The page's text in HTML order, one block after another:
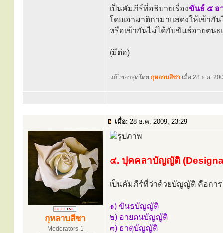
เป็นคัมภีร์ที่อธิบายเรื่องขันธ์ ๕ อ
โดยเอามาติกามาแสดงให้เข้ากัน
หรือเข้ากันไม่ได้กับขันธ์อายตนะ
(มีต่อ)
แก้ไขล่าสุดโดย กุหลาบสีชา เมื่อ 28 ธ.ค.
เมื่อ: 28 ธ.ค. 2009, 23:29
กุหลาบสีชา
Moderators-1
๔. ปุคคลาบัญญัติ
เป็นคัมภีร์ที่ว่าด้วยบัญญัติ คือกา
๑) ขันธบัญญัติ
๒) อายตนบัญญัติ
๓) ธาตุบัญญัติ